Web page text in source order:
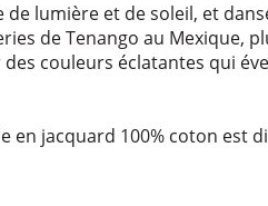
lumière et de soleil, et
de Tenango au Mexique,
couleurs éclatantes qui
en jacquard 100% coton est